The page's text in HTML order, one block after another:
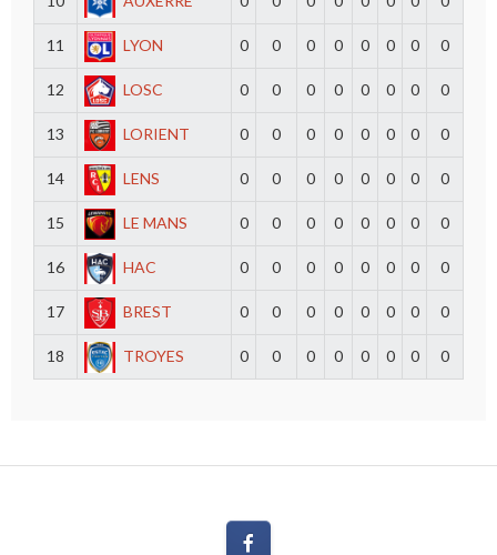
11 LYON 0 0 0 0 0 0 0 0
12 LOSC 0 0 0 0 0 0 0 0
13 LORIENT 0 0 0 0 0 0 0 0
14 LENS 0 0 0 0 0 0 0 0
15 LE MANS 0 0 0 0 0 0 0 0
16 HAC 0 0 0 0 0 0 0 0
17 BREST 0 0 0 0 0 0 0 0
18 TROYES 0 0 0 0 0 0 0 0